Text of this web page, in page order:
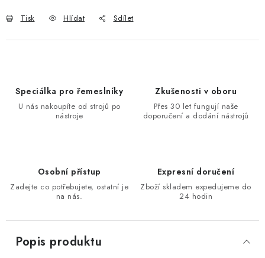
KONTAKTY
Tisk Hlídat Sdílet
Speciálka pro řemeslníky
U nás nakoupíte od strojů po
nástroje
Zkušenosti v oboru
Přes 30 let fungují naše
doporučení a dodání nástrojů
Osobní přístup
Zadejte co potřebujete, ostatní je
na nás.
Expresní doručení
Zboží skladem expedujeme do
24 hodin
Popis produktu